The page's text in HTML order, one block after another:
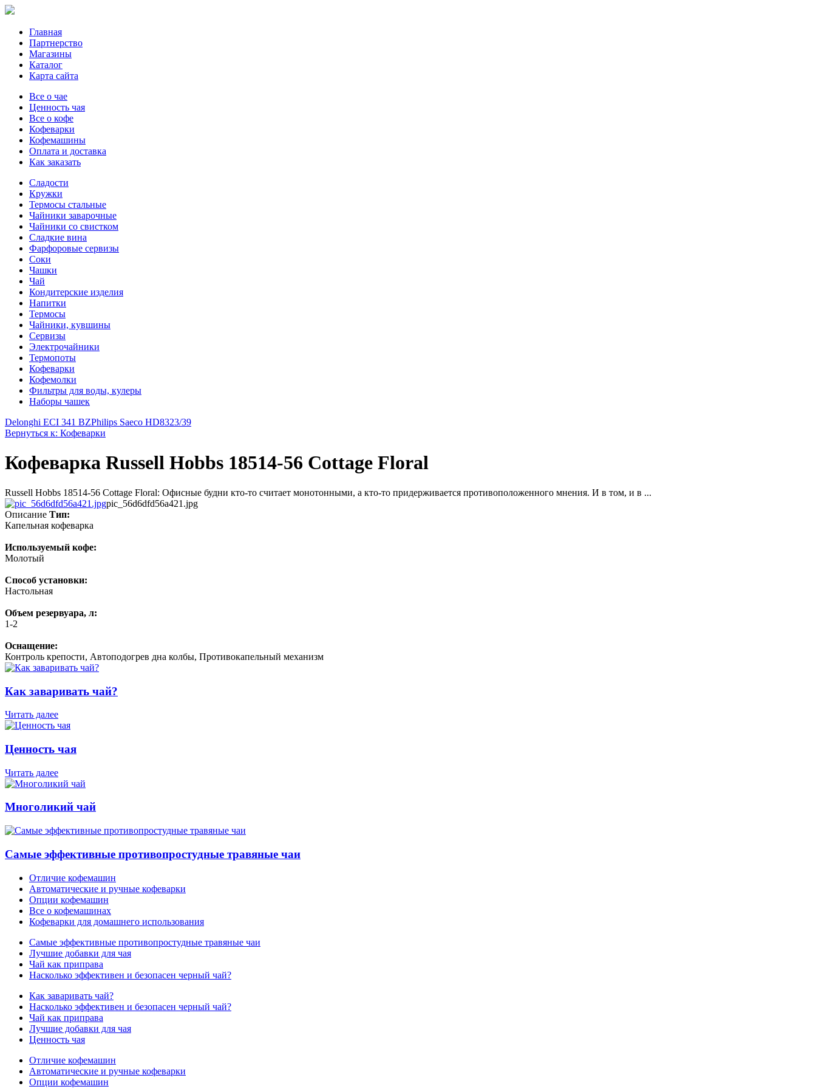
Главная
Партнерство
Магазины
Каталог
Карта сайта
Все о чае
Ценность чая
Все о кофе
Кофеварки
Кофемашины
Оплата и доставка
Как заказать
Сладости
Кружки
Термосы стальные
Чайники заварочные
Чайники со свистком
Сладкие вина
Фарфоровые сервизы
Соки
Чашки
Чай
Кондитерские изделия
Напитки
Термосы
Чайники, кувшины
Сервизы
Электрочайники
Термопоты
Кофеварки
Кофемолки
Фильтры для воды, кулеры
Наборы чашек
Delonghi ECI 341 BZPhilips Saeco HD8323/39
Вернуться к: Кофеварки
Кофеварка Russell Hobbs 18514-56 Cottage Floral
Russell Hobbs 18514-56 Cottage Floral: Офисные будни кто-то считает монотонными, а кто-то придерживается противоположенного мнения. И в том, и в ...
pic_56d6dfd56a421.jpg
Описание Тип:
Капельная кофеварка
Используемый кофе:
Молотый
Способ установки:
Настольная
Объем резервуара, л:
1-2
Оснащение:
Контроль крепости, Автоподогрев дна колбы, Противокапельный механизм
Как заваривать чай?
Читать далее
Ценность чая
Читать далее
Многоликий чай
Самые эффективные противопростудные травяные чаи
Отличие кофемашин
Автоматические и ручные кофеварки
Опции кофемашин
Все о кофемашинах
Кофеварки для домашнего использования
Самые эффективные противопростудные травяные чаи
Лучшие добавки для чая
Чай как приправа
Насколько эффективен и безопасен черный чай?
Как заваривать чай?
Насколько эффективен и безопасен черный чай?
Чай как приправа
Лучшие добавки для чая
Ценность чая
Отличие кофемашин
Автоматические и ручные кофеварки
Опции кофемашин